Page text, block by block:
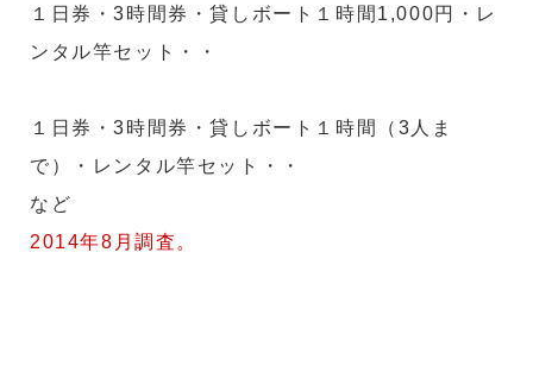
１日券・3時間券・貸しボート１時間1,000円・レ
ンタル竿セット・・
１日券・3時間券・貸しボート１時間（3人ま
で）・レンタル竿セット・・
など
2014年8月調査。